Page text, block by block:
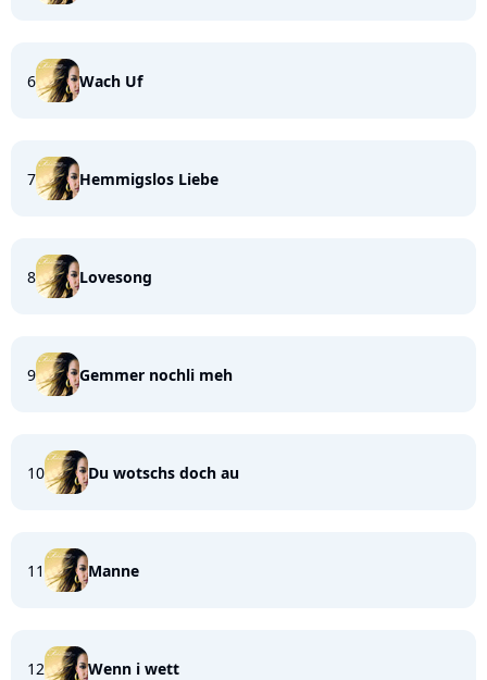
6 Wach Uf
7 Hemmigslos Liebe
8 Lovesong
9 Gemmer nochli meh
10 Du wotschs doch au
11 Manne
12 Wenn i wett